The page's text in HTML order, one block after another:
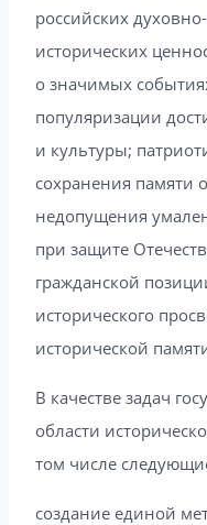
российских
исторических
о значимых
популяризации
и культуры;
сохранения памяти
недопущения
при защите
гражданской
исторического
исторической
В качестве задач
области
том числе
создание единой